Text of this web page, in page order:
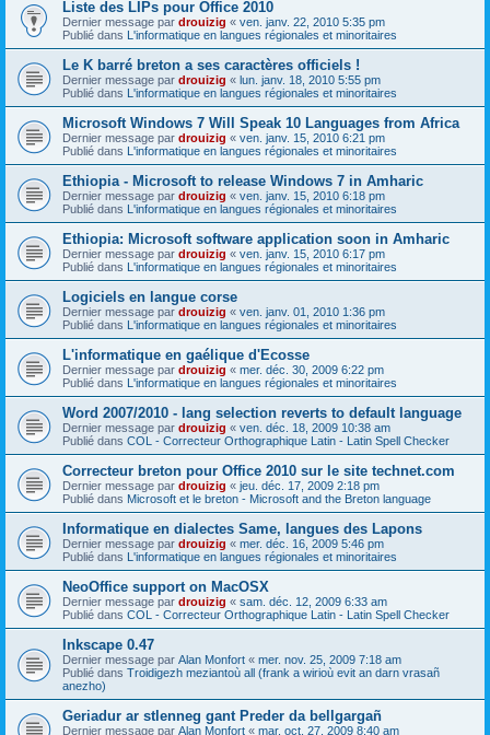
Liste des LIPs pour Office 2010
Dernier message par drouizig « ven. janv. 22, 2010 5:35 pm
Publié dans L'informatique en langues régionales et minoritaires
Le K barré breton a ses caractères officiels !
Dernier message par drouizig « lun. janv. 18, 2010 5:55 pm
Publié dans L'informatique en langues régionales et minoritaires
Microsoft Windows 7 Will Speak 10 Languages from Africa
Dernier message par drouizig « ven. janv. 15, 2010 6:21 pm
Publié dans L'informatique en langues régionales et minoritaires
Ethiopia - Microsoft to release Windows 7 in Amharic
Dernier message par drouizig « ven. janv. 15, 2010 6:18 pm
Publié dans L'informatique en langues régionales et minoritaires
Ethiopia: Microsoft software application soon in Amharic
Dernier message par drouizig « ven. janv. 15, 2010 6:17 pm
Publié dans L'informatique en langues régionales et minoritaires
Logiciels en langue corse
Dernier message par drouizig « ven. janv. 01, 2010 1:36 pm
Publié dans L'informatique en langues régionales et minoritaires
L'informatique en gaélique d'Ecosse
Dernier message par drouizig « mer. déc. 30, 2009 6:22 pm
Publié dans L'informatique en langues régionales et minoritaires
Word 2007/2010 - lang selection reverts to default language
Dernier message par drouizig « ven. déc. 18, 2009 10:38 am
Publié dans COL - Correcteur Orthographique Latin - Latin Spell Checker
Correcteur breton pour Office 2010 sur le site technet.com
Dernier message par drouizig « jeu. déc. 17, 2009 2:18 pm
Publié dans Microsoft et le breton - Microsoft and the Breton language
Informatique en dialectes Same, langues des Lapons
Dernier message par drouizig « mer. déc. 16, 2009 5:46 pm
Publié dans L'informatique en langues régionales et minoritaires
NeoOffice support on MacOSX
Dernier message par drouizig « sam. déc. 12, 2009 6:33 am
Publié dans COL - Correcteur Orthographique Latin - Latin Spell Checker
Inkscape 0.47
Dernier message par Alan Monfort « mer. nov. 25, 2009 7:18 am
Publié dans Troidigezh meziantoù all (frank a wirioù evit an darn vrasañ
anezho)
Geriadur ar stlenneg gant Preder da bellgargañ
Dernier message par Alan Monfort « mar. oct. 27, 2009 8:40 am